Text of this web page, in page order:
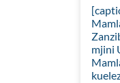
mjini